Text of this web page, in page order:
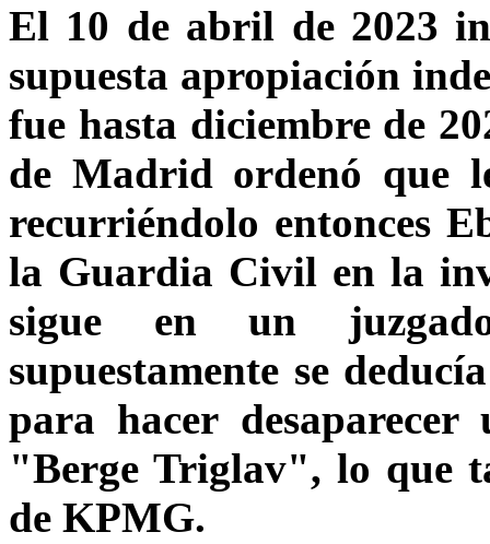
El 10 de abril de 2023
supuesta apropiación
fue hasta diciembre de
de Madrid ordenó que
recurriéndolo entonces
la Guardia Civil en la
sigue en un
supuestamente se
para hacer
"Berge Triglav", lo que
de KPMG.